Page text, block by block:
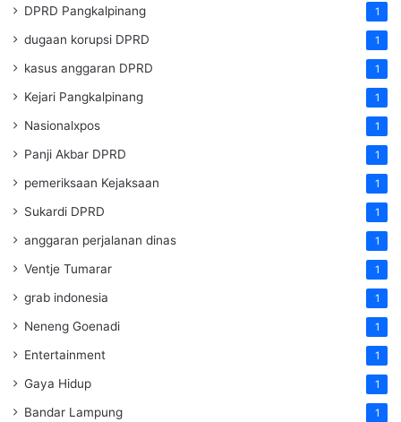
DPRD Pangkalpinang 1
dugaan korupsi DPRD 1
kasus anggaran DPRD 1
Kejari Pangkalpinang 1
Nasionalxpos 1
Panji Akbar DPRD 1
pemeriksaan Kejaksaan 1
Sukardi DPRD 1
anggaran perjalanan dinas 1
Ventje Tumarar 1
grab indonesia 1
Neneng Goenadi 1
Entertainment 1
Gaya Hidup 1
Bandar Lampung 1